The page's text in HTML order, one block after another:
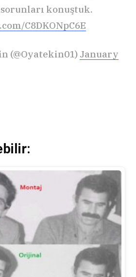
konuştuk.
C8DKONpC6E
(@Oyatekin01) January